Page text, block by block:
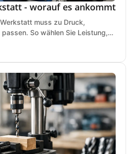
- worauf es ankommt
muss zu Druck,
So wählen Sie Leistung,